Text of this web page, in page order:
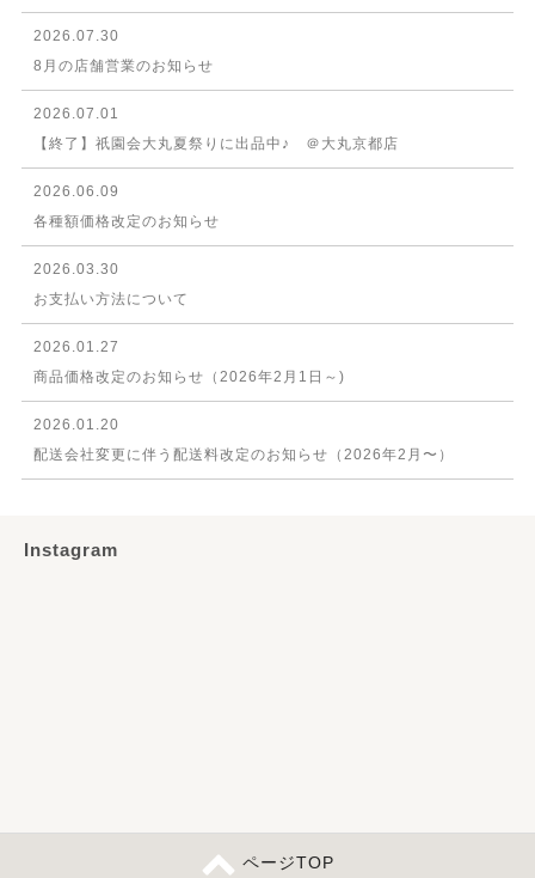
2026.07.30
8月の店舗営業のお知らせ
2026.07.01
【終了】祇園会大丸夏祭りに出品中♪ ＠大丸京都店
2026.06.09
各種額価格改定のお知らせ
2026.03.30
お支払い方法について
2026.01.27
商品価格改定のお知らせ（2026年2月1日～)
2026.01.20
配送会社変更に伴う配送料改定のお知らせ（2026年2月〜）
Instagram
ページTOP